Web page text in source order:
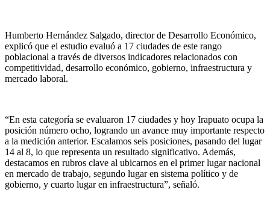
Humberto Hernández Salgado, director de Desarrollo Económico,
explicó que el estudio evaluó a 17 ciudades de este rango
poblacional a través de diversos indicadores relacionados con
competitividad, desarrollo económico, gobierno, infraestructura y
mercado laboral.
“En esta categoría se evaluaron 17 ciudades y hoy Irapuato ocupa la
posición número ocho, logrando un avance muy importante respecto
a la medición anterior. Escalamos seis posiciones, pasando del lugar
14 al 8, lo que representa un resultado significativo. Además,
destacamos en rubros clave al ubicarnos en el primer lugar nacional
en mercado de trabajo, segundo lugar en sistema político y de
gobierno, y cuarto lugar en infraestructura”, señaló.